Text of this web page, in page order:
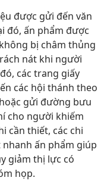
được gửi đến văn
đó, ấn phẩm được
bị châm thủng
nát khi người
các trang giấy
các hội thánh theo
gửi đường bưu
cho người khiếm
cần thiết, các chi
nhanh ấn phẩm giúp
giảm thị lực có
họp.